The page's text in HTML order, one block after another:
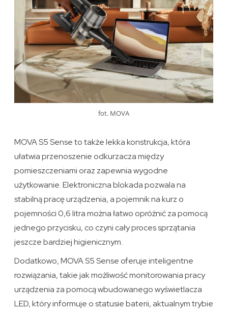
fot. MOVA
MOVA S5 Sense to także lekka konstrukcja, która
ułatwia przenoszenie odkurzacza między
pomieszczeniami oraz zapewnia wygodne
użytkowanie. Elektroniczna blokada pozwala na
stabilną pracę urządzenia, a pojemnik na kurz o
pojemności 0,6 litra można łatwo opróżnić za pomocą
jednego przycisku, co czyni cały proces sprzątania
jeszcze bardziej higienicznym.
Dodatkowo, MOVA S5 Sense oferuje inteligentne
rozwiązania, takie jak możliwość monitorowania pracy
urządzenia za pomocą wbudowanego wyświetlacza
LED, który informuje o statusie baterii, aktualnym trybie